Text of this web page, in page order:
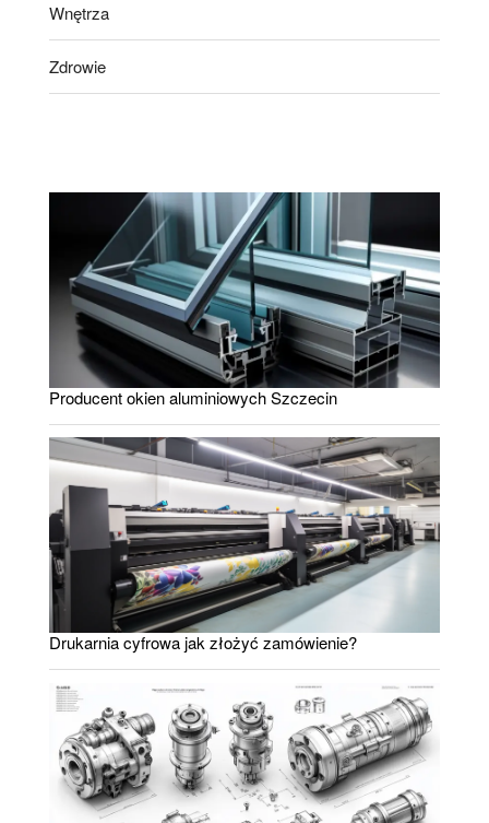
Wnętrza
Zdrowie
Producent okien aluminiowych Szczecin
Drukarnia cyfrowa jak złożyć zamówienie?